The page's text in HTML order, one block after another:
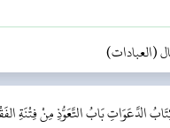
(العبادات)
الدَّعَوَاتِبَابُ التَّعَوُّذِ مِنْ فِتْنَةِ